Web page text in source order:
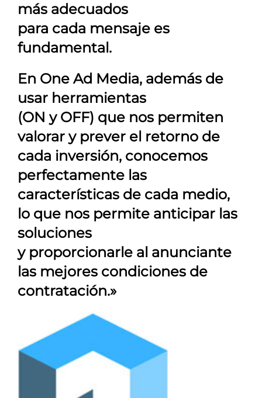
más adecuados
para cada mensaje es
fundamental.
En One Ad Media, además de
usar herramientas
(ON y OFF) que nos permiten
valorar y prever el retorno de
cada inversión, conocemos
perfectamente las
características de cada medio,
lo que nos permite anticipar las
soluciones
y proporcionarle al anunciante
las mejores condiciones de
contratación.»